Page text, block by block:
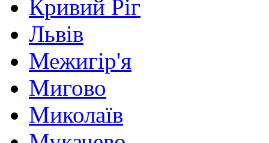
Кривий Ріг
Львів
Межигір'я
Мигово
Миколаїв